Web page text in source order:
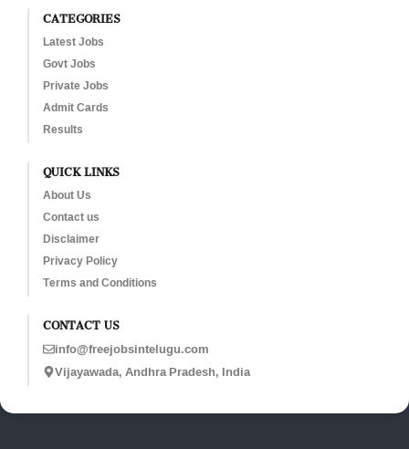
CATEGORIES
Latest Jobs
Govt Jobs
Private Jobs
Admit Cards
Results
QUICK LINKS
About Us
Contact us
Disclaimer
Privacy Policy
Terms and Conditions
CONTACT US
info@freejobsintelugu.com
Vijayawada, Andhra Pradesh, India